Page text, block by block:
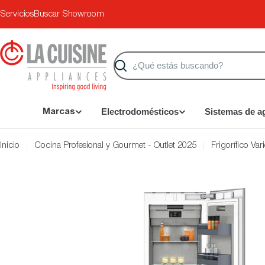
ServiciosBuscar Showroom
Buscar
Marcas Electrodomésticos Sistemas de
Inicio Cocina Profesional y Gourmet - Outlet 2025 Frigorífico